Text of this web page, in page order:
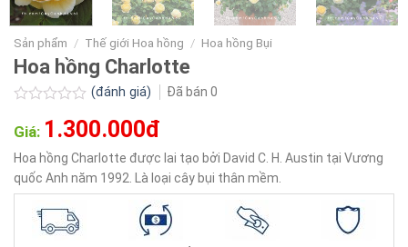
Sản phẩm / Thế giới Hoa hồng / Hoa hồng Bụi
Hoa hồng Charlotte
xếp
0.0
5
sao
(đánh giá) Đã bán 0
Giá: 1.300.000đ
Hoa hồng Charlotte được lai tạo bởi David C. H. Austin tại Vương
quốc Anh năm 1992. Là loại cây bụi thân mềm.